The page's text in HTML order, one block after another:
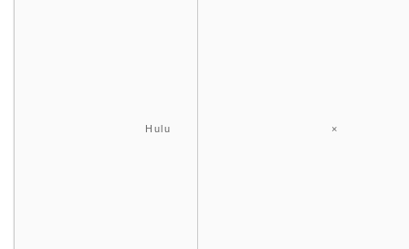
Hulu ×